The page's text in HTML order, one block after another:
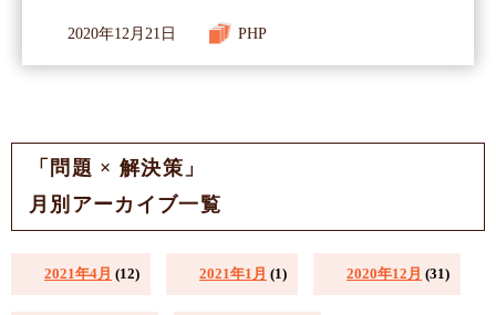
2020年12月21日 PHP
「問題 × 解決策」
月別アーカイブ一覧
2021年4月 (12) 2021年1月 (1) 2020年12月 (31)